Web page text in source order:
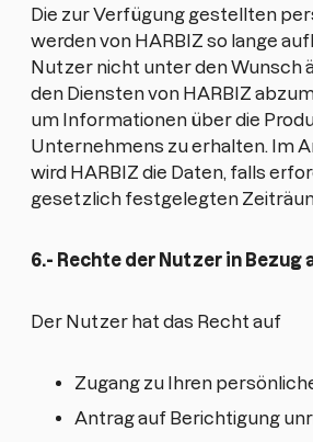
Die zur Verfügung gestellten
werden von HARBIZ so lange
Nutzer nicht unter den Wunsch
den Diensten von HARBIZ
um Informationen über die
Unternehmens zu erhalten. Im
wird HARBIZ die Daten, falls
gesetzlich festgelegten
6.- Rechte der Nutzer in Bezug
Der Nutzer hat das Recht auf
Zugang zu Ihren
Antrag auf Berichtigung